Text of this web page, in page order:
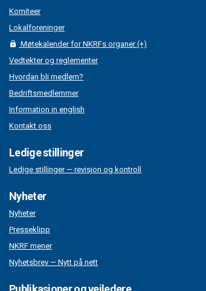
Komiteer
Lokalforeninger
Møtekalender for NKRFs organer (+)
Vedtekter og reglementer
Hvordan bli medlem?
Bedriftsmedlemmer
Information in english
Kontakt oss
Ledige stillinger
Ledige stillinger — revisjon og kontroll
Nyheter
Nyheter
Presseklipp
NKRF mener
Nyhetsbrev — Nytt på nett